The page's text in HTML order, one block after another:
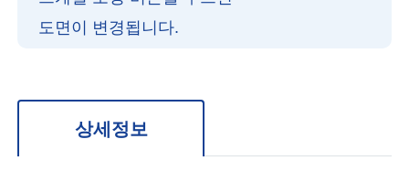
도면이 변경됩니다.
위치 이동: 우측 드래그
상세정보